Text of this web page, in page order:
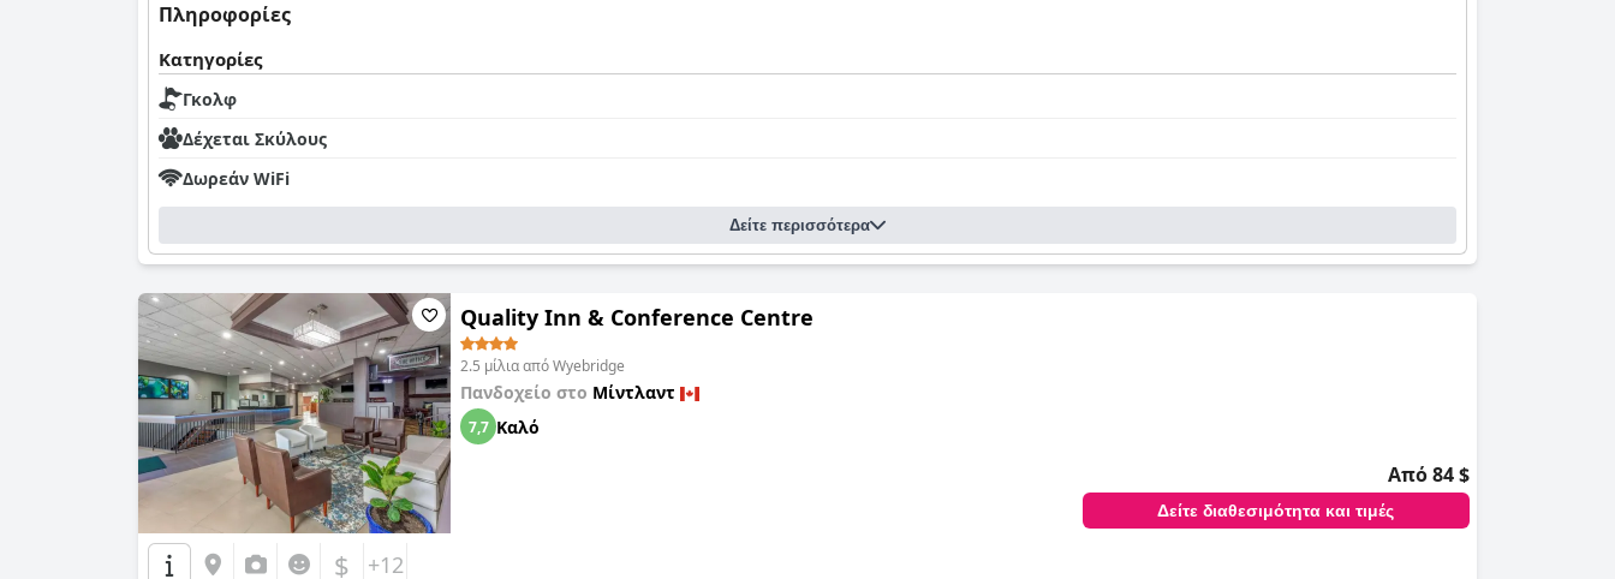
Πληροφορίες
Κατηγορίες
Γκολφ
Δέχεται Σκύλους
Δωρεάν WiFi
Δείτε περισσότερα
Quality Inn & Conference Centre
2.5 μίλια από Wyebridge
Πανδοχείο στο Μίντλαντ
7,7 Καλό
Από 84 $
Δείτε διαθεσιμότητα και τιμές
$ +12